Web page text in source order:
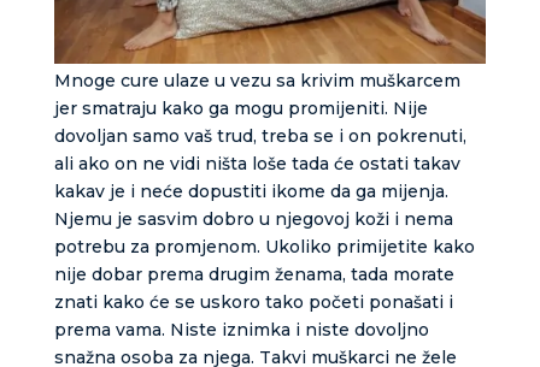
Mnoge cure ulaze u vezu sa krivim muškarcem
jer smatraju kako ga mogu promijeniti. Nije
dovoljan samo vaš trud, treba se i on pokrenuti,
ali ako on ne vidi ništa loše tada će ostati takav
kakav je i neće dopustiti ikome da ga mijenja.
Njemu je sasvim dobro u njegovoj koži i nema
potrebu za promjenom. Ukoliko primijetite kako
nije dobar prema drugim ženama, tada morate
znati kako će se uskoro tako početi ponašati i
prema vama. Niste iznimka i niste dovoljno
snažna osoba za njega. Takvi muškarci ne žele
Tarot savjetnik je zauzet
TEHNIKE:sudbinske karte, anđeoske poruke
Broj tel: 064/600-600
tel:0,93€ - mob:1,12€ min
NIVES / Kod 20
Tarot savjetnik je zauzet
TEHNIKE:astrologija, sudbinske karte, tarot